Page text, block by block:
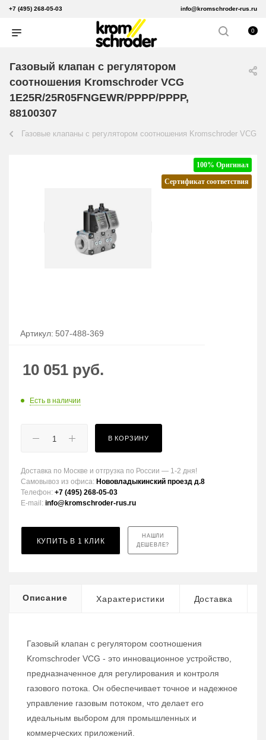
+7 (495) 268-05-03 info@kromschroder-rus.ru
0
Газовый клапан с регулятором
соотношения Kromschroder VCG
1E25R/25R05FNGEWR/PPPP/PPPP,
88100307
Газовые клапаны с регулятором соотношения Kromschroder VCG
100% Оригинал
Сертификат соответствия
Артикул: 507-488-369
10 051 руб.
Есть в наличии
В КОРЗИНУ
Доставка по Москве и отгрузка по России — 1-2 дня!
Самовывоз из офиса: Нововладыкинский проезд д.8
Телефон: +7 (495) 268-05-03
E-mail: info@kromschroder-rus.ru
КУПИТЬ В 1 КЛИК
НАШЛИ
ДЕШЕВЛЕ?
Описание Характеристики Доставка
Газовый клапан с регулятором соотношения
Kromschroder VCG - это инновационное устройство,
предназначенное для регулирования и контроля
газового потока. Он обеспечивает точное и надежное
управление газовым потоком, что делает его
идеальным выбором для промышленных и
коммерческих приложений.